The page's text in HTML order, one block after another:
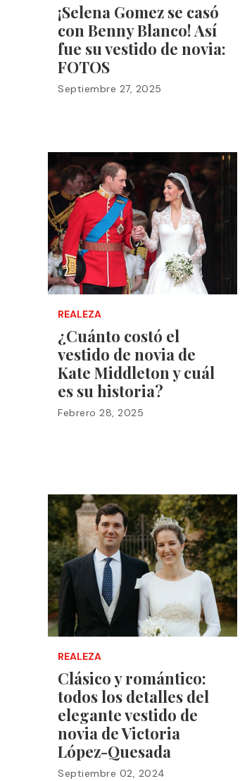
¡Selena Gomez se casó
con Benny Blanco! Así
fue su vestido de novia:
FOTOS
Septiembre 27, 2025
REALEZA
¿Cuánto costó el
vestido de novia de
Kate Middleton y cuál
es su historia?
Febrero 28, 2025
REALEZA
Clásico y romántico:
todos los detalles del
elegante vestido de
novia de Victoria
López-Quesada
Septiembre 02, 2024